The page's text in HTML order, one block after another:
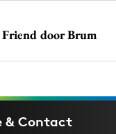
Friend door Brum
& Contact